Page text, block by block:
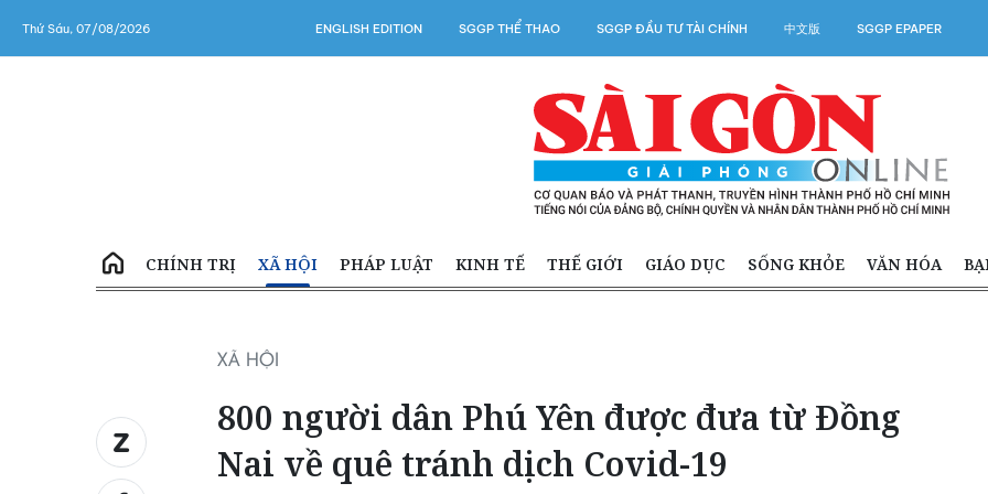
Thứ Sáu, 07/08/2026 ENGLISH EDITION SGGP THỂ THAO SGGP ĐẦU TƯ TÀI CHÍNH 中文版 SGGP EPAPER
CHÍNH TRỊ XÃ HỘI PHÁP LUẬT KINH TẾ THẾ GIỚI GIÁO DỤC SỐNG KHỎE VĂN HÓA
XÃ HỘI
800 người dân Phú Yên được đưa từ Đồng
Nai về quê tránh dịch Covid-19